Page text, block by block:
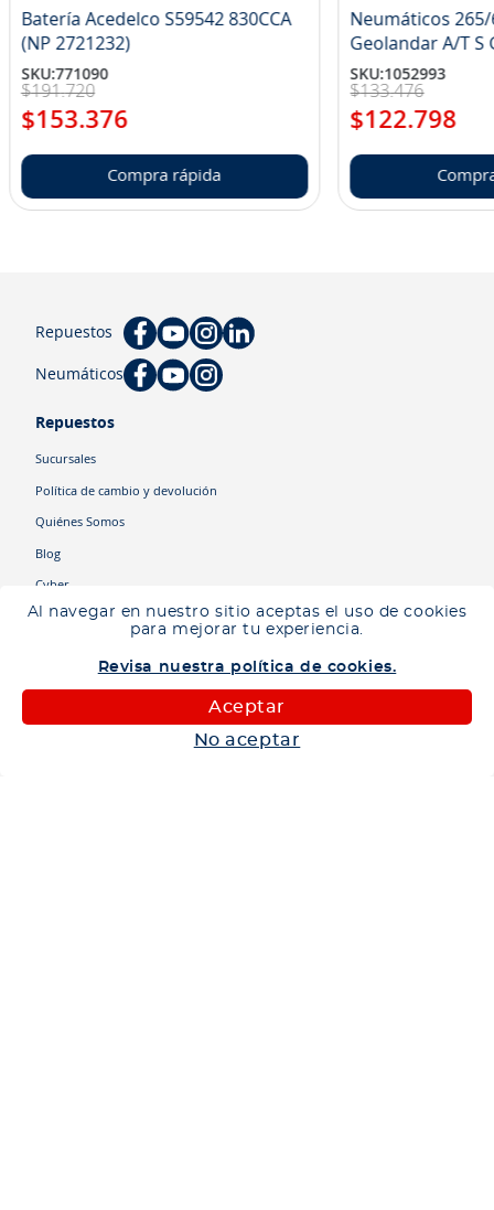
Al navegar en nuestro sitio aceptas el uso de cookies
para mejorar tu experiencia.
Revisa nuestra política de cookies.
Aceptar
No aceptar
Batería Acedelco S59542 830CCA
(NP 2721232)
SKU:771090
$191.720
$153.376
Compra rápida
Neumáticos 265/
SKU:1052993
$133.476
$122.798
Repuestos
Neumáticos
Repuestos
Sucursales
Política de cambio y devolución
Quiénes Somos
Blog
Cyber